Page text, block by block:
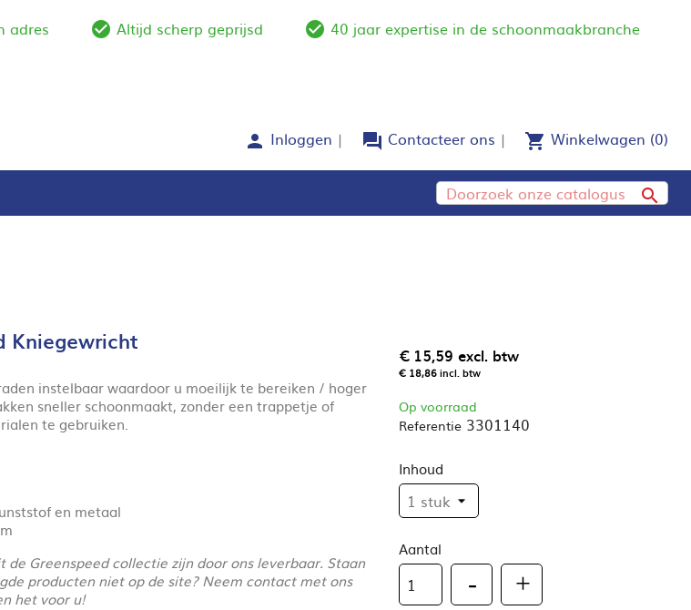
adres check_circle_outline
Altijd scherp geprijsd check_circle_outline
40 jaar expertise in de schoonmaakbranche
person Inloggen forum Contacteer ons shopping_cart Winkelwagen (0)

Kniegewricht
instelbaar waardoor u moeilijk te bereiken / hoger
sneller schoonmaakt, zonder een trappetje of
te gebruiken.
en metaal
de Greenspeed collectie zijn door ons leverbaar. Staan
producten niet op de site? Neem contact met ons
het voor u!
€ 15,59 excl. btw
€ 18,86incl. btw
Op voorraad
Referentie 3301140
Inhoud
Aantal